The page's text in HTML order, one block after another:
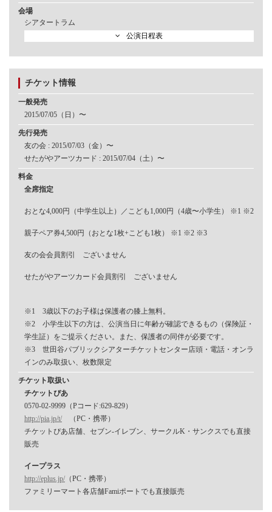
会場
シアタートラム
公演日程表
チケット情報
一般発売
2015/07/05（日）〜
先行発売
友の会 : 2015/07/03（金）〜
せたがやアーツカード : 2015/07/04（土）〜
料金
全席指定
おとな4,000円（中学生以上）／こども1,000円（4歳〜小学生） ※1 ※2
親子ペア券4,500円（おとな1枚+こども1枚） ※1 ※2 ※3
友の会会員割引 ございません
せたがやアーツカード会員割引 ございません
※1 3歳以下のお子様は保護者の膝上無料。
※2 小学生以下の方は、公演当日に年齢が確認できるもの（保険証・
学生証）をご提示ください。また、保護者の同伴が必要です。
※3 世田谷パブリックシアターチケットセンター店頭・電話・オンラ
インのみ取扱い、枚数限定
チケット取扱い
チケットぴあ
0570-02-9999（Pコード:629-829）
http://pia.jp/t/ （PC・携帯）
チケットぴあ店舗、セブン-イレブン、サークルK・サンクスでも直接
販売
イープラス
http://eplus.jp/ （PC・携帯）
ファミリーマート各店舗Famiポートでも直接販売